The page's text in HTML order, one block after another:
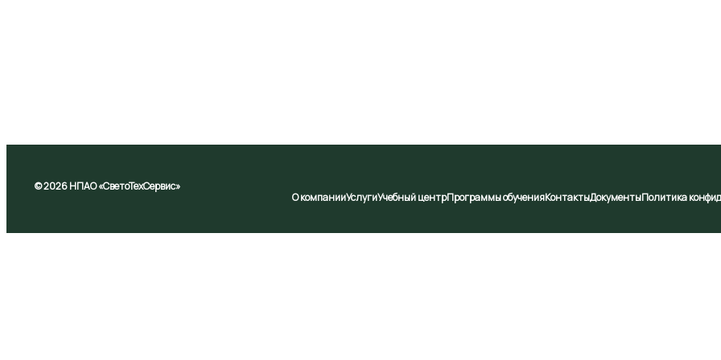
© 2026 НПАО «СветоТехСервис»
О компанииУслугиУчебный центрПрограммы обученияКонтактыДокументыПолитика